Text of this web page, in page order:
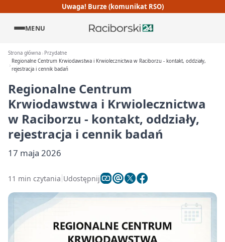
Uwaga! Burze (komunikat RSO)
MENU
Strona główna
Przydatne
Regionalne Centrum Krwiodawstwa i Krwiolecznictwa w Raciborzu - kontakt, oddziały,
rejestracja i cennik badań
Regionalne Centrum
Krwiodawstwa i Krwiolecznictwa
w Raciborzu - kontakt, oddziały,
rejestracja i cennik badań
17 maja 2026
11 min czytania Udostępnij